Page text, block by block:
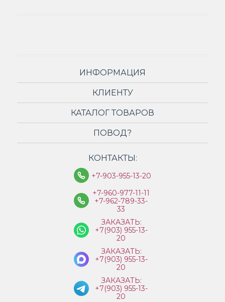
ИНФОРМАЦИЯ
КЛИЕНТУ
КАТАЛОГ ТОВАРОВ
ПОВОД?
КОНТАКТЫ:
+7-903-955-13-20
+7-960-977-11-11
+7-962-789-33-
33
ЗАКАЗАТЬ:
+7(903) 955-13-
20
ЗАКАЗАТЬ:
+7(903) 955-13-
20
ЗАКАЗАТЬ:
+7(903) 955-13-
20